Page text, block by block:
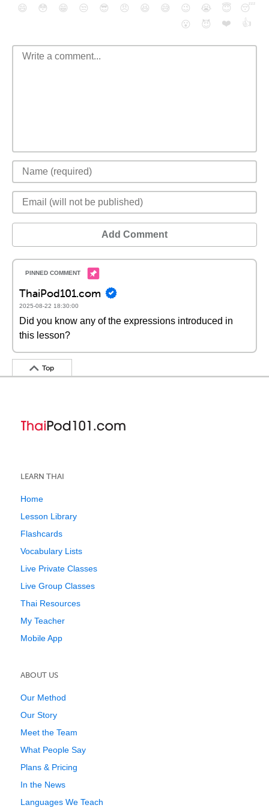
😄 😳 😁 😒 😎 😠 😆 😅 😉 😭 😇
😴
😮
😈 ❤️ 👍
Add Comment
ThaiPod101.com
2025-08-22 18:30:00
Did you know any of the expressions introduced in
this lesson?
Top
LEARN THAI
Home
Lesson Library
Flashcards
Vocabulary Lists
Live Private Classes
Live Group Classes
Thai Resources
My Teacher
Mobile App
ABOUT US
Our Method
Our Story
Meet the Team
What People Say
Plans & Pricing
In the News
Languages We Teach